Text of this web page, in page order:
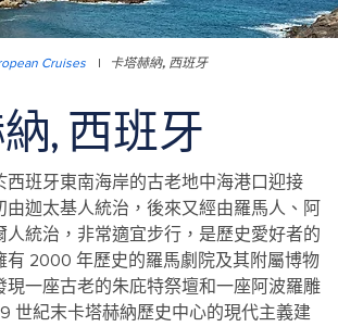
Cruises | 卡塔赫納, 西班牙
, 西班牙
西班牙東南海岸的古老地中海港口迎接
由迦太基人統治，後來又經由羅馬人、阿
人統治，非常適宜步行，是歷史愛好者的
有 2000 年歷史的羅馬劇院及其附屬博物
現一座古老的朱庇特祭壇和一座阿波羅雕
世紀末卡塔赫納歷史中心的現代主義建